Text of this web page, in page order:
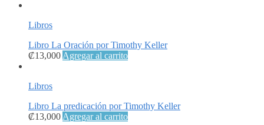
Libros
Libro La Oración por Timothy Keller
₡13,000 Agregar al carrito
Libros
Libro La predicación por Timothy Keller
₡13,000 Agregar al carrito